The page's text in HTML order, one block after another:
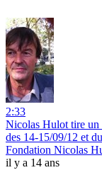
2:33
Nicolas Hulot tire un
des 14-15/09/12 et
Fondation Nicolas
il y a 14 ans